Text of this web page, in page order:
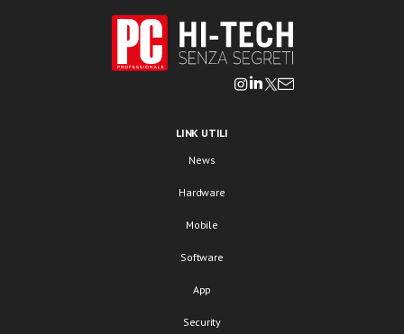
LINK UTILI
News
Hardware
Mobile
Software
App
Security